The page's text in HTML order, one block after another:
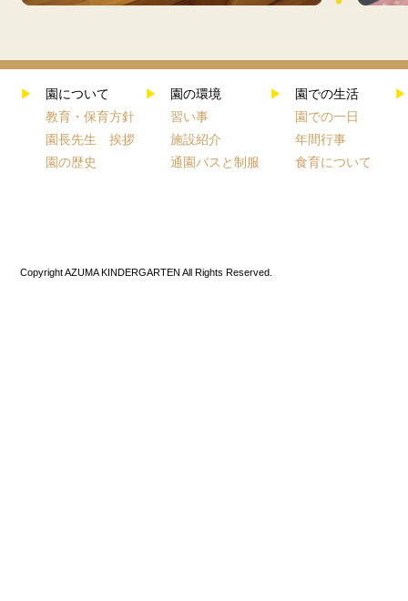
▶
園について
教育・保育方針
園長先生 挨拶
園の歴史
▶
園の環境
習い事
施設紹介
通園バスと制服
▶
園での生活
園での一日
年間行事
食育について
▶
Copyright AZUMA KINDERGARTEN All Rights Reserved.